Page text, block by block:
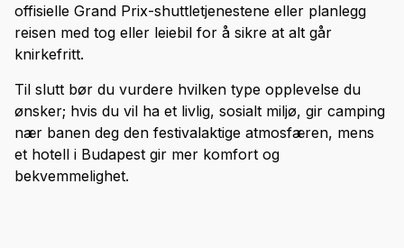
offisielle Grand Prix-shuttletjenestene eller planlegg
reisen med tog eller leiebil for å sikre at alt går
knirkefritt.
Til slutt bør du vurdere hvilken type opplevelse du
ønsker; hvis du vil ha et livlig, sosialt miljø, gir camping
nær banen deg den festivalaktige atmosfæren, mens
et hotell i Budapest gir mer komfort og
bekvemmelighet.